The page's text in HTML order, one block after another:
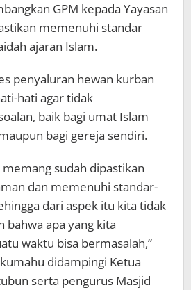
GPM kepada Yayasan
memenuhi standar
ajaran Islam.
penyaluran hewan kurban
hati agar tidak
baik bagi umat Islam
bagi gereja sendiri.
sudah dipastikan
dan memenuhi standar-
dari aspek itu kita tidak
bahwa apa yang kita
waktu bisa bermasalah,”
didampingi Ketua
serta pengurus Masjid